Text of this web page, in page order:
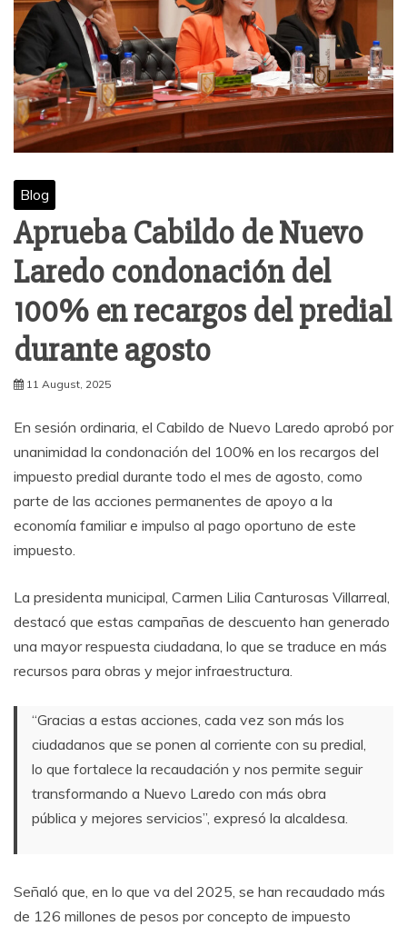
Blog
Aprueba Cabildo de Nuevo
Laredo condonación del
100% en recargos del predial
durante agosto
11 August, 2025
En sesión ordinaria, el Cabildo de Nuevo Laredo aprobó por
unanimidad la condonación del 100% en los recargos del
impuesto predial durante todo el mes de agosto, como
parte de las acciones permanentes de apoyo a la
economía familiar e impulso al pago oportuno de este
impuesto.
La presidenta municipal, Carmen Lilia Canturosas Villarreal,
destacó que estas campañas de descuento han generado
una mayor respuesta ciudadana, lo que se traduce en más
recursos para obras y mejor infraestructura.
“Gracias a estas acciones, cada vez son más los
ciudadanos que se ponen al corriente con su predial,
lo que fortalece la recaudación y nos permite seguir
transformando a Nuevo Laredo con más obra
pública y mejores servicios”, expresó la alcaldesa.
Señaló que, en lo que va del 2025, se han recaudado más
de 126 millones de pesos por concepto de impuesto